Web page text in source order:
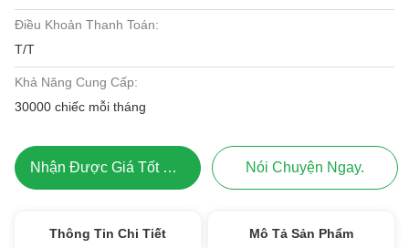
Điều Khoản Thanh Toán:
T/T
Khả Năng Cung Cấp:
30000 chiếc mỗi tháng
Nhận Được Giá Tốt Nhất Nói Chuyện Ngay.
Thông Tin Chi Tiết Mô Tả Sản Phẩm